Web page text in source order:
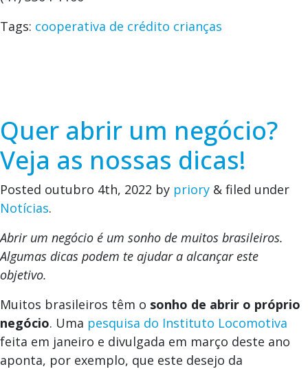
Tags: cooperativa de crédito crianças
Quer abrir um negócio?
Veja as nossas dicas!
Posted outubro 4th, 2022 by priory & filed under
Notícias.
Abrir um negócio é um sonho de muitos brasileiros.
Algumas dicas podem te ajudar a alcançar este
objetivo.
Muitos brasileiros têm o sonho de abrir o próprio
negócio. Uma pesquisa do Instituto Locomotiva
feita em janeiro e divulgada em março deste ano
aponta, por exemplo, que este desejo da